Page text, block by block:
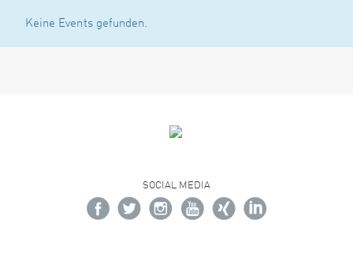
Keine Events gefunden.
SOCIAL MEDIA